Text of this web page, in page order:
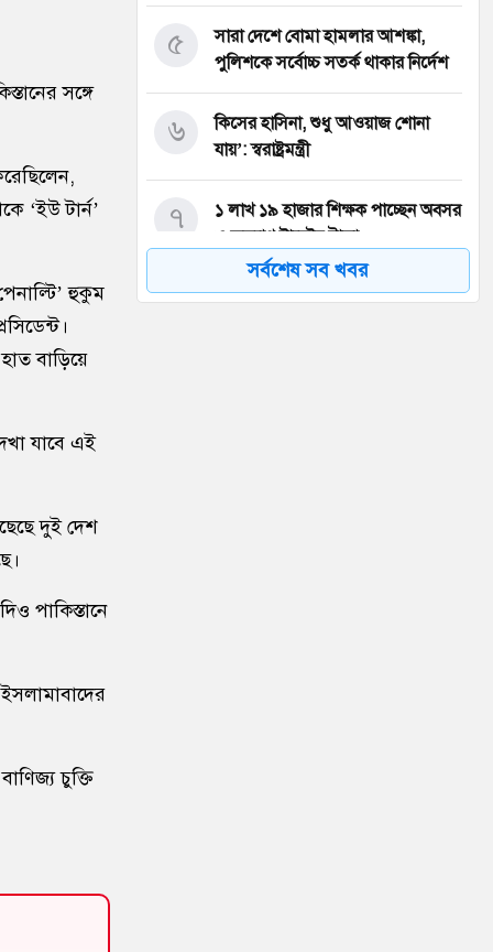
সঙ্গে
‘ইউ টার্ন’
হুকুম
বাড়িয়ে
যাবে এই
দুই দেশ
পাকিস্তানে
চুক্তি
সারা দেশে বোমা হামলার আশঙ্কা,
পুলিশকে সর্বোচ্চ সতর্ক থাকার নির্দেশ
৫
কিসের হাসিনা, শুধু আওয়াজ শোনা
যায়’: স্বরাষ্ট্রমন্ত্রী
৬
১ লাখ ১৯ হাজার শিক্ষক পাচ্ছেন অবসর
ও কল্যাণ ট্রাস্টের টাকা
৭
১১ দফা দাবিতে সচিবালয় অভিমুখে
৮
সর্বশেষ সব খবর